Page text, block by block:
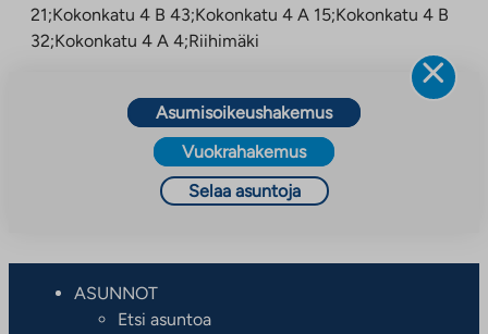
21;Kokonkatu 4 B 43;Kokonkatu 4 A 15;Kokonkatu 4 B
32;Kokonkatu 4 A 4;Riihimäki
Asumisoikeushakemus
Vuokrahakemus
Selaa asuntoja
ASUNNOT
Etsi asuntoa